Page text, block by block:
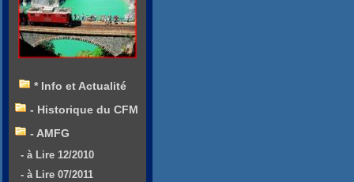
* Info et Actualité
- Historique du CFM
- AMFG
- à Lire 12/2010
- à Lire 07/2011